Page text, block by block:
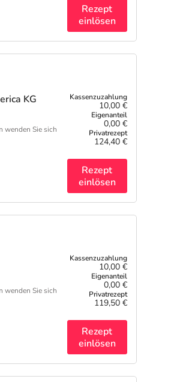
Rezept
einlösen
KG
wenden Sie sich
10,00 €
0,00 €
124,40 €
Rezept
einlösen
wenden Sie sich
10,00 €
0,00 €
119,50 €
Rezept
einlösen